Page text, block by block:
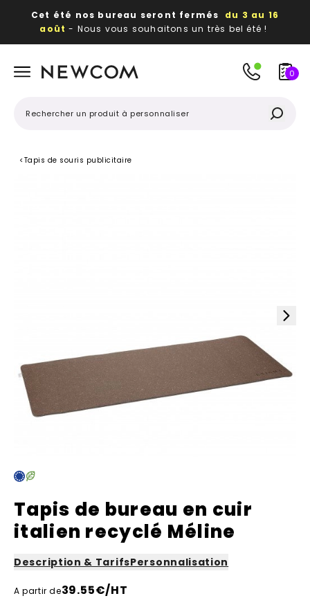
Cet été nos bureau seront fermés du 3 au 16
août - Nous vous souhaitons un très bel été !
publicitaires
0
< Tapis de souris publicitaire
Tapis de bureau en cuir
italien recyclé Méline
Description & TarifsPersonnalisation
A partir de39.55€/HT